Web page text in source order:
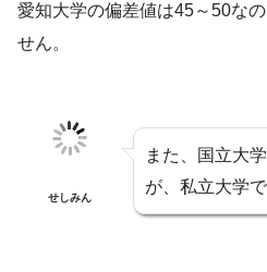
愛知大学の偏差値は45～50な
せん。
せしみん
また、国立大
が、私立大学で